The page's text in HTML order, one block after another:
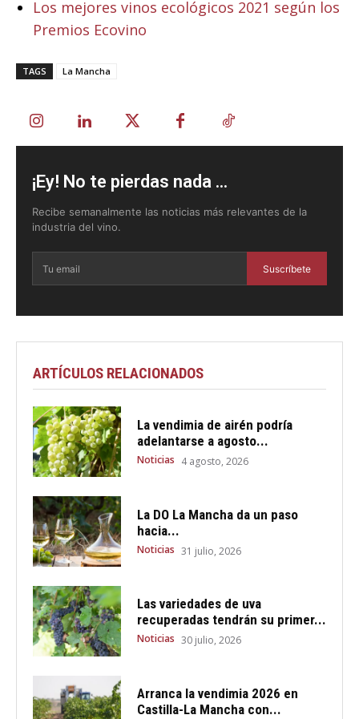
Los mejores vinos ecológicos 2021 según los
Premios Ecovino
TAGS La Mancha
¡Ey! No te pierdas nada ...
Recibe semanalmente las noticias más relevantes de la
industria del vino.
Suscríbete
ARTÍCULOS RELACIONADOS
La vendimia de airén podría
adelantarse a agosto...
Noticias 4 agosto, 2026
La DO La Mancha da un paso
hacia...
Noticias 31 julio, 2026
Las variedades de uva
recuperadas tendrán su primer...
Noticias 30 julio, 2026
Arranca la vendimia 2026 en
Castilla-La Mancha con...